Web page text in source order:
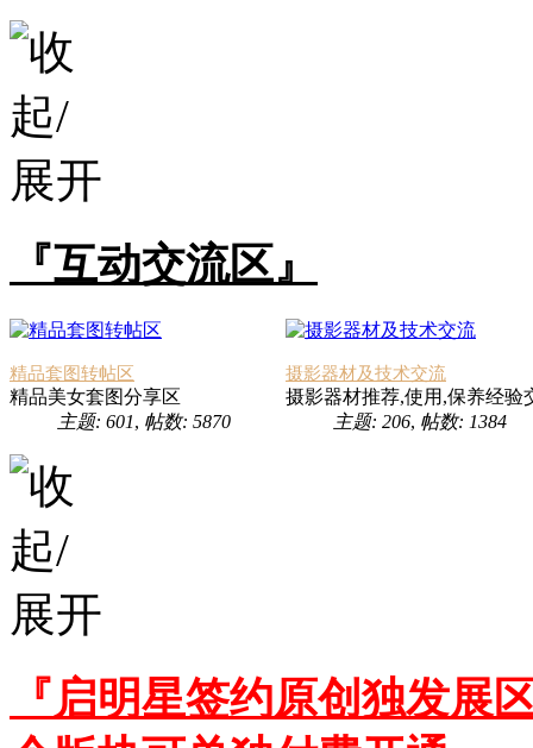
『互动交流区』
精品套图转帖区
精品美女套图分享区
主题: 601, 帖数: 5870
摄影器材及技术交流
摄影器材推荐,使用,保养经验
主题: 206, 帖数: 1384
『启明星签约原创独发展